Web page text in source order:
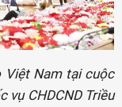
Việt Nam tại cuộc
vụ CHDCND Triều